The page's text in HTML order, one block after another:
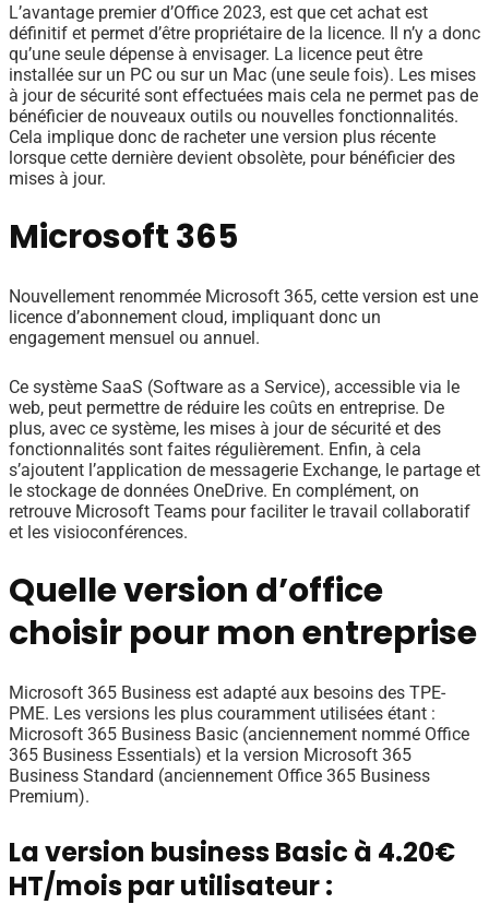
L’avantage premier d’Office 2023, est que cet achat est
définitif et permet d’être propriétaire de la licence. Il n’y a donc
qu’une seule dépense à envisager. La licence peut être
installée sur un PC ou sur un Mac (une seule fois). Les mises
à jour de sécurité sont effectuées mais cela ne permet pas de
bénéficier de nouveaux outils ou nouvelles fonctionnalités.
Cela implique donc de racheter une version plus récente
lorsque cette dernière devient obsolète, pour bénéficier des
mises à jour.
Microsoft 365
Nouvellement renommée Microsoft 365, cette version est une
licence d’abonnement cloud, impliquant donc un
engagement mensuel ou annuel.
Ce système SaaS (Software as a Service), accessible via le
web, peut permettre de réduire les coûts en entreprise. De
plus, avec ce système, les mises à jour de sécurité et des
fonctionnalités sont faites régulièrement. Enfin, à cela
s’ajoutent l’application de messagerie Exchange, le partage et
le stockage de données OneDrive. En complément, on
retrouve Microsoft Teams pour faciliter le travail collaboratif
et les visioconférences.
Quelle version d’office
choisir pour mon entreprise
Microsoft 365 Business est adapté aux besoins des TPE-
PME. Les versions les plus couramment utilisées étant :
Microsoft 365 Business Basic (anciennement nommé Office
365 Business Essentials) et la version Microsoft 365
Business Standard (anciennement Office 365 Business
Premium).
La version business Basic à 4.20€
HT/mois par utilisateur :